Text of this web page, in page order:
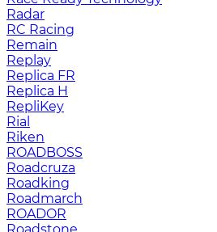
Radar
RC Racing
Remain
Replay
Replica FR
Replica H
RepliKey
Rial
Riken
ROADBOSS
Roadcruza
Roadking
Roadmarch
ROADOR